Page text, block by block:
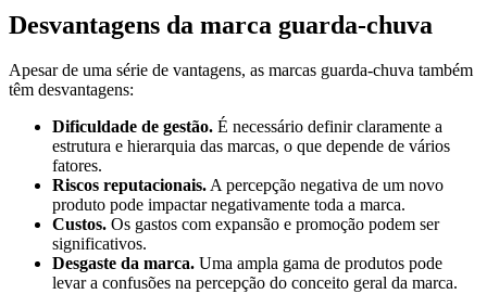
Desvantagens da marca guarda-chuva
Apesar de uma série de vantagens, as marcas guarda-chuva também
têm desvantagens:
Dificuldade de gestão. É necessário definir claramente a
estrutura e hierarquia das marcas, o que depende de vários
fatores.
Riscos reputacionais.A percepção negativa de um novo
produto pode impactar negativamente toda a marca.
Custos. Os gastos com expansão e promoção podem ser
significativos.
Desgaste da marca. Uma ampla gama de produtos pode
levar a confusões na percepção do conceito geral da marca.